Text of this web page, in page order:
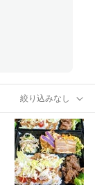
絞り込みなし